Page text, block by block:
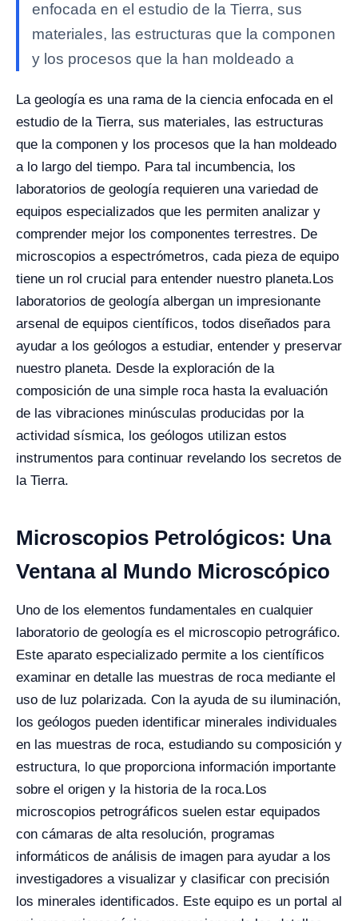
enfocada en el estudio de la Tierra, sus
materiales, las estructuras que la componen
y los procesos que la han moldeado a
La geología es una rama de la ciencia enfocada en el
estudio de la Tierra, sus materiales, las estructuras
que la componen y los procesos que la han moldeado
a lo largo del tiempo. Para tal incumbencia, los
laboratorios de geología requieren una variedad de
equipos especializados que les permiten analizar y
comprender mejor los componentes terrestres. De
microscopios a espectrómetros, cada pieza de equipo
tiene un rol crucial para entender nuestro planeta.Los
laboratorios de geología albergan un impresionante
arsenal de equipos científicos, todos diseñados para
ayudar a los geólogos a estudiar, entender y preservar
nuestro planeta. Desde la exploración de la
composición de una simple roca hasta la evaluación
de las vibraciones minúsculas producidas por la
actividad sísmica, los geólogos utilizan estos
instrumentos para continuar revelando los secretos de
la Tierra.
Microscopios Petrológicos: Una
Ventana al Mundo Microscópico
Uno de los elementos fundamentales en cualquier
laboratorio de geología es el microscopio petrográfico.
Este aparato especializado permite a los científicos
examinar en detalle las muestras de roca mediante el
uso de luz polarizada. Con la ayuda de su iluminación,
los geólogos pueden identificar minerales individuales
en las muestras de roca, estudiando su composición y
estructura, lo que proporciona información importante
sobre el origen y la historia de la roca.Los
microscopios petrográficos suelen estar equipados
con cámaras de alta resolución, programas
informáticos de análisis de imagen para ayudar a los
investigadores a visualizar y clasificar con precisión
los minerales identificados. Este equipo es un portal al